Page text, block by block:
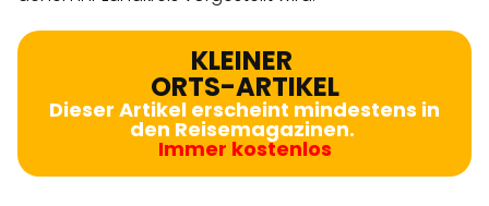
KLEINER
ORTS-ARTIKEL
Dieser Artikel erscheint mindestens in
den Reisemagazinen.
Immer kostenlos